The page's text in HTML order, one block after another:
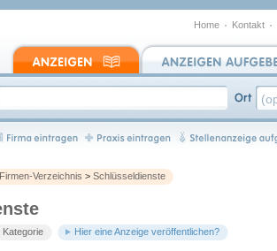
Home Kontakt
Firmen-Verzeichnis > Schlüsseldienste
Kategorie Hier eine Anzeige veröffentlichen?